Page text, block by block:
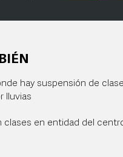
hay suspensión de
lluvias
clases en entidad del